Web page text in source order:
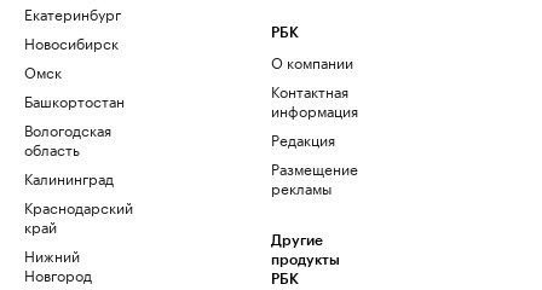
Екатеринбург
Новосибирск
Омск
Башкортостан
Вологодская
область
Калининград
Краснодарский
край
Нижний
Новгород
РБК
О компании
Контактная
информация
Редакция
Размещение
рекламы
Другие
продукты
РБК